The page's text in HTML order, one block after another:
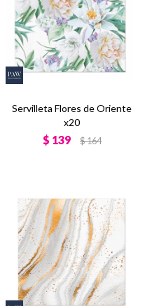
Servilleta Flores de Oriente
x20
$ 139 $164